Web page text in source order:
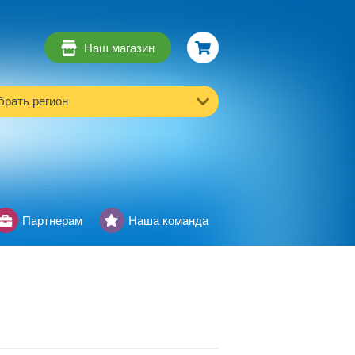
Наш магазин
регион
Партнерам Наша команда